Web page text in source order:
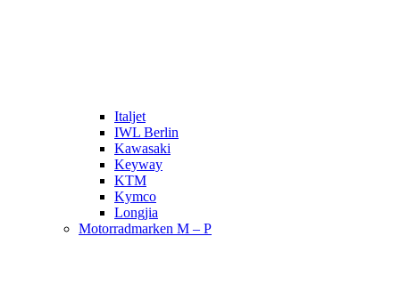
Italjet
IWL Berlin
Kawasaki
Keyway
KTM
Kymco
Longjia
Motorradmarken M – P